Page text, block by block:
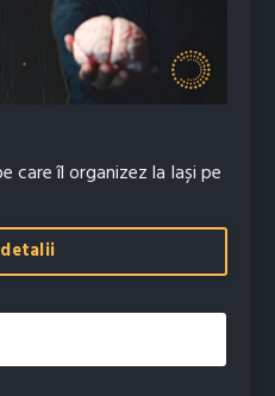
care îl organizez la Iași pe